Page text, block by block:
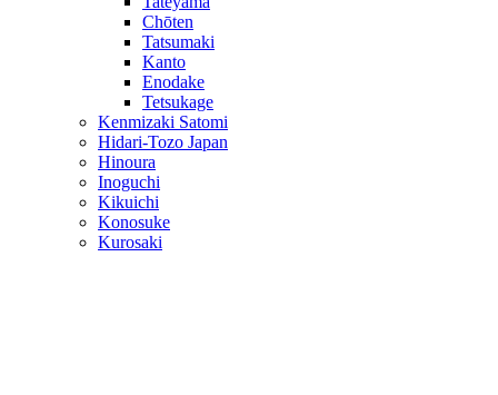
Chōten
Tatsumaki
Kanto
Enodake
Tetsukage
Kenmizaki Satomi
Hidari-Tozo Japan
Hinoura
Inoguchi
Kikuichi
Konosuke
Kurosaki